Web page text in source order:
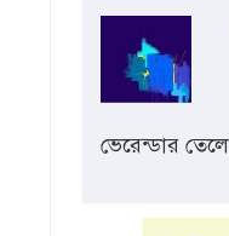
ভেরেন্ডার